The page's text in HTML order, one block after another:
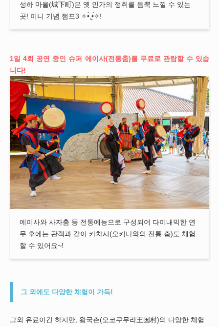
성하 마을(城下町)은 옛 민가의 정취를 듬뿍 느낄 수 있는
곳! 이니 기념 쩜프3 ✧•̀.̫•́✧!
1일 4회 공연 중인 슈퍼 에이사(전통춤)를 무료로 관람할 수 있습
니다!
에이사와 사자춤 등 전통예능으로 구성되어 다이내믹한 연
무 후에는 관객과 같이 카챠시(오키나와의 전통 춤)도 체험
할 수 있어요~!
그 외에도 다양한 체험이 가득!
그외 유료이긴 하지만, 왕국촌(오코쿠무라王国村)의 다양한 체험